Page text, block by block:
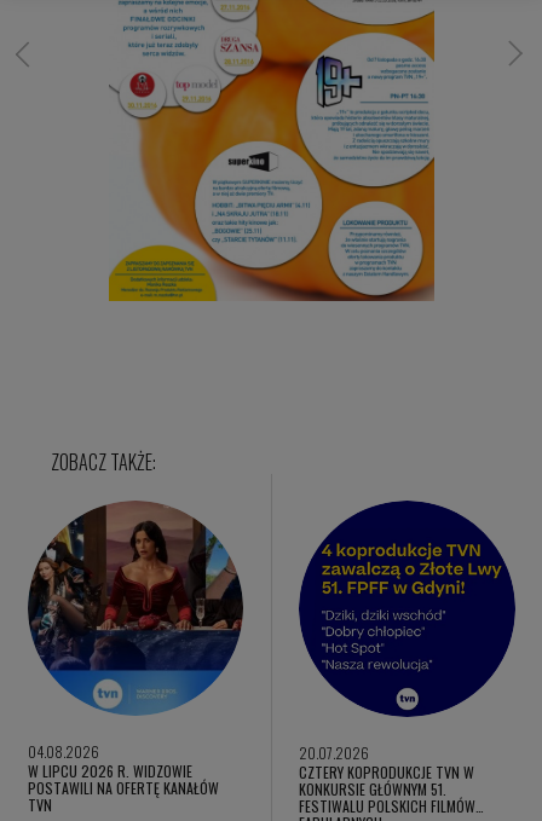
04.08.2026
W LIPCU 2026 R. WIDZOWIE
POSTAWILI NA OFERTĘ KANAŁÓW
TVN
20.07.2026
CZTERY KOPRODUKCJE TVN W
KONKURSIE GŁÓWNYM 51.
FESTIWALU POLSKICH FILMÓW